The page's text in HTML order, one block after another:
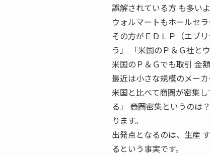
誤解されている方 も多い
ウォルマートもホールセ
その方がＥＤＬＰ（エブ
う」 「米国のＰ＆Ｇ社と
米国のＰ＆Ｇでも取引 金
最近は小さな規模のメー
米国と比べて商圏が密集
る」 ――商圏密集というの
ります。
出発点となるのは、生産
るという事実です。